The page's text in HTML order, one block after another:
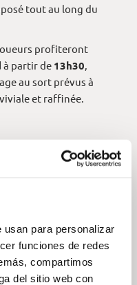
para personalizar
funciones de redes
compartimos
del sitio web con
tout au long du
profiteront
à partir de 13h30
au sort prévus à
et raffinée.
60 €
un pack de
collation au
des prix sur tous